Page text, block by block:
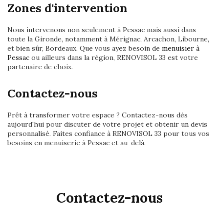
Zones d'intervention
Nous intervenons non seulement à Pessac mais aussi dans
toute la Gironde, notamment à Mérignac, Arcachon, Libourne,
et bien sûr, Bordeaux. Que vous ayez besoin de menuisier à
Pessac ou ailleurs dans la région, RENOVISOL 33 est votre
partenaire de choix.
Contactez-nous
Prêt à transformer votre espace ? Contactez-nous dès
aujourd'hui pour discuter de votre projet et obtenir un devis
personnalisé. Faites confiance à RENOVISOL 33 pour tous vos
besoins en menuiserie à Pessac et au-delà.
Contactez-nous